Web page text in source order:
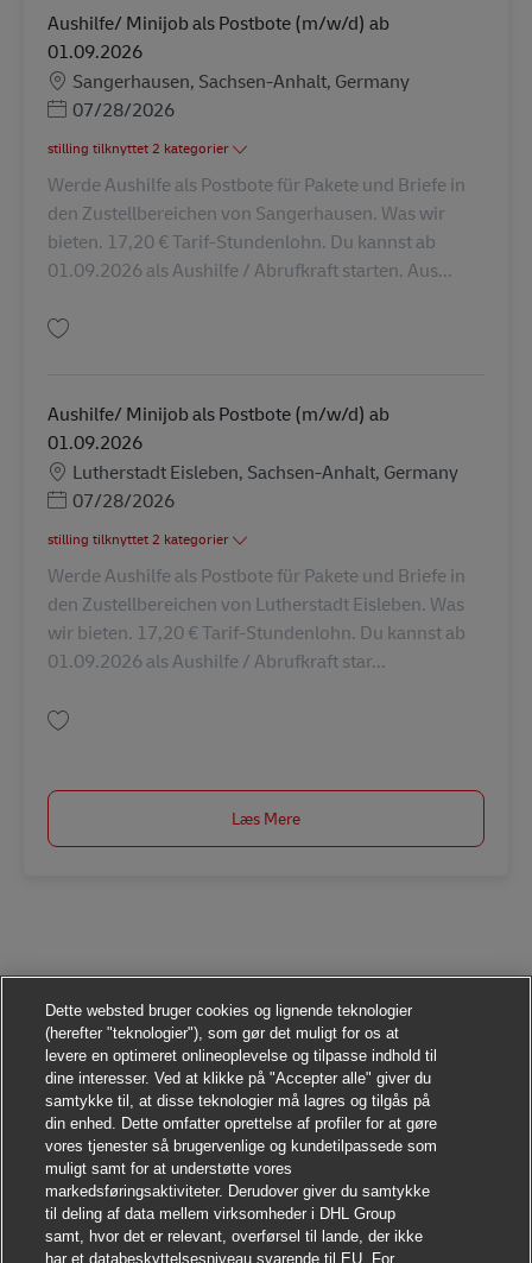
Aushilfe/ Minijob als Postbote (m/w/d) ab
01.09.2026
Lokation
Sangerhausen, Sachsen-Anhalt, Germany
Posted Date
07/28/2026
stilling tilknyttet 2 kategorier
Werde Aushilfe als Postbote für Pakete und Briefe in
den Zustellbereichen von Sangerhausen. Was wir
bieten. 17,20 € Tarif-Stundenlohn. Du kannst ab
01.09.2026 als Aushilfe / Abrufkraft starten. Aus...
Aushilfe/ Minijob als Postbote (m/w/d) ab
01.09.2026
Lokation
Lutherstadt Eisleben, Sachsen-Anhalt, Germany
Posted Date
07/28/2026
stilling tilknyttet 2 kategorier
Werde Aushilfe als Postbote für Pakete und Briefe in
den Zustellbereichen von Lutherstadt Eisleben. Was
wir bieten. 17,20 € Tarif-Stundenlohn. Du kannst ab
01.09.2026 als Aushilfe / Abrufkraft star...
Læs Mere
Dette websted bruger cookies og lignende teknologier
(herefter "teknologier"), som gør det muligt for os at
levere en optimeret onlineoplevelse og tilpasse indhold til
dine interesser. Ved at klikke på "Accepter alle" giver du
samtykke til, at disse teknologier må lagres og tilgås på
din enhed. Dette omfatter oprettelse af profiler for at gøre
vores tjenester så brugervenlige og kundetilpassede som
muligt samt for at understøtte vores
markedsføringsaktiviteter. Derudover giver du samtykke
til deling af data mellem virksomheder i DHL Group
samt, hvor det er relevant, overførsel til lande, der ikke
har et databeskyttelsesniveau svarende til EU. For